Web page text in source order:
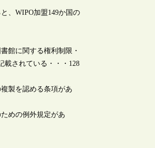
、WIPO加盟149か国の
館に関する権利制限・
載されている・・・128
製を認める条項があ
めの例外規定があ